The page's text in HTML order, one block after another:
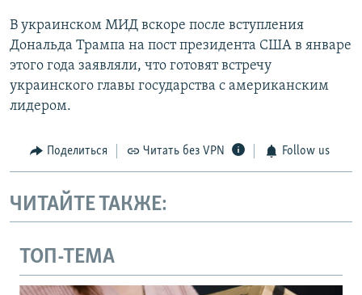
В украинском МИД вскоре после вступления
Дональда Трампа на пост президента США в январе
этого года заявляли, что готовят встречу
украинского главы государства с американским
лидером.
Поделиться Читать без VPN Follow us
ЧИТАЙТЕ ТАКЖЕ:
ТОП-ТЕМА